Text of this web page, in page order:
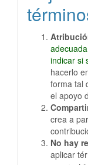
adecuada
indicar si
hacerlo
forma tal
el apoyo
crea a
No hay
aplicar